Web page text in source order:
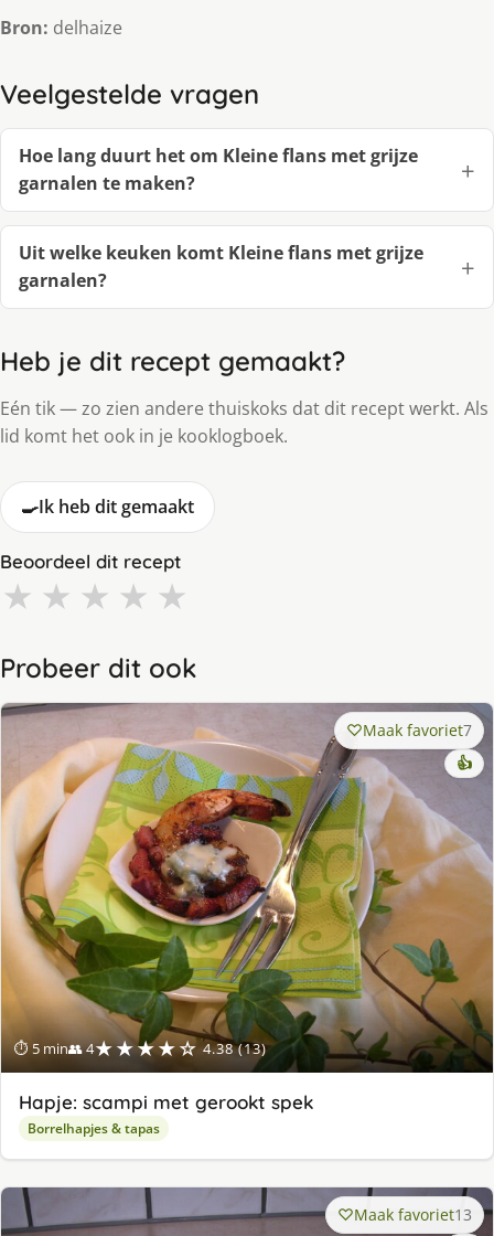
Bron: delhaize
Veelgestelde vragen
Hoe lang duurt het om Kleine flans met grijze
garnalen te maken?
Uit welke keuken komt Kleine flans met grijze
garnalen?
Heb je dit recept gemaakt?
Eén tik — zo zien andere thuiskoks dat dit recept werkt. Als
lid komt het ook in je kooklogboek.
🍳Ik heb dit gemaakt
Beoordeel dit recept
★ ★ ★ ★ ★
Probeer dit ook
⏱ 5 min👥 4★★★★☆ 4.38 (13)
Maak favoriet7
👍
Hapje: scampi met gerookt spek
Borrelhapjes & tapas
Maak favoriet13